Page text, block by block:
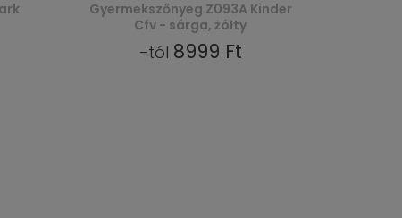
Gyermekszőnyeg Z093A Kinder
Cfv - sárga, żółty
-tól 8999 Ft